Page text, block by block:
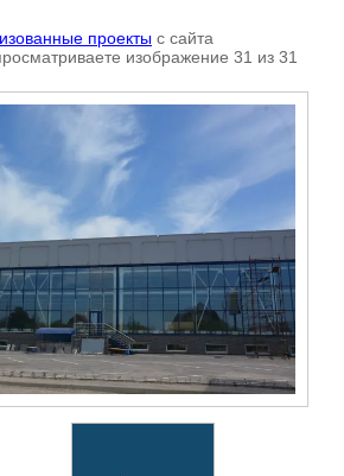
проекты с сайта
изображение 31 из 31